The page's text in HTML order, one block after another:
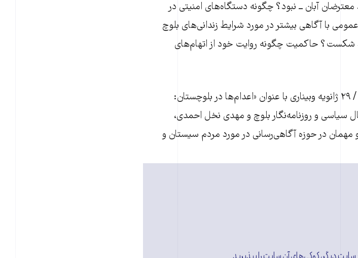
آبان ــ نبود؟ چگونه دستگاه‌های امنیتی در
با آگاهی بیشتر در مورد شرایط زندانی‌های بلوچ
حاکمیت چگونه روایت خود از اتهام‌های
زمانه برای بررسی این موضوع، جمعه ۱۰ بهمن / ۲۹ ژانویه وبیناری با عنوان «اعدام‌ها در بلوچستان:
سیاسی و روزنامه‌نگار بلوچ و مهدی نخل احمدی،
مهمان در حوزه آگاهی‌رسانی در مورد مردم سیستان و